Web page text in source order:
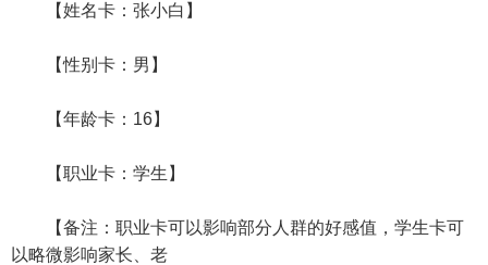
【姓名卡：张小白】
【性别卡：男】
【年龄卡：16】
【职业卡：学生】
【备注：职业卡可以影响部分人群的好感值，学生卡可
以略微影响家长、老